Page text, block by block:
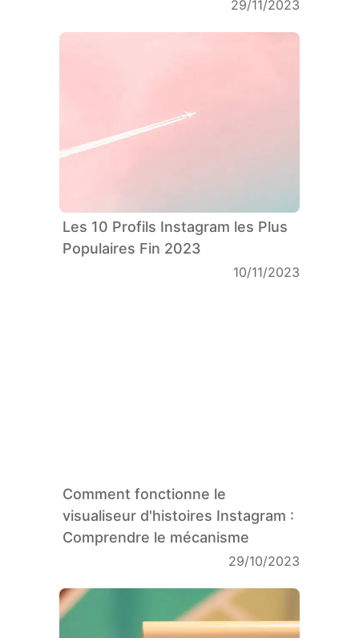
29/11/2023
Les 10 Profils Instagram les Plus
Populaires Fin 2023
10/11/2023
Comment fonctionne le
visualiseur d'histoires Instagram :
Comprendre le mécanisme
29/10/2023